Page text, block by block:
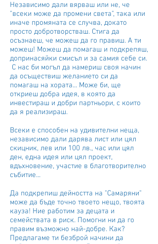
Независимо дали вярваш или не, че
"всеки може да промени света", така или
иначе промяната се случва, докато
просто добротворстваш. Стига да
осъзнаеш, че можеш да го правиш. А ти
можеш! Можеш да помагаш и подкрепяш,
допринасяйки смисъл и за самия себе си.
С нас би могъл да намериш своя начин
да осъществиш желанието си да
помагаш на хората... Може би, ще
откриеш добра идея, в която да
инвестираш и добри партньори, с които
да я реализираш.
Всеки е способен на удивителни неща,
независимо дали дарява лист или цял
скицник, лев или 100 лв., час или цял
ден, една идея или цял проект,
вдъхновение, участие в благотворително
събитие...
Да подкрепиш дейността на "Самаряни"
може да бъде точно твоето нещо, твоята
кауза! Ние работим за децата и
семействата в риск. Помогни ни да го
правим възможно най-добре. Как?
Предлагаме ти безброй начини да